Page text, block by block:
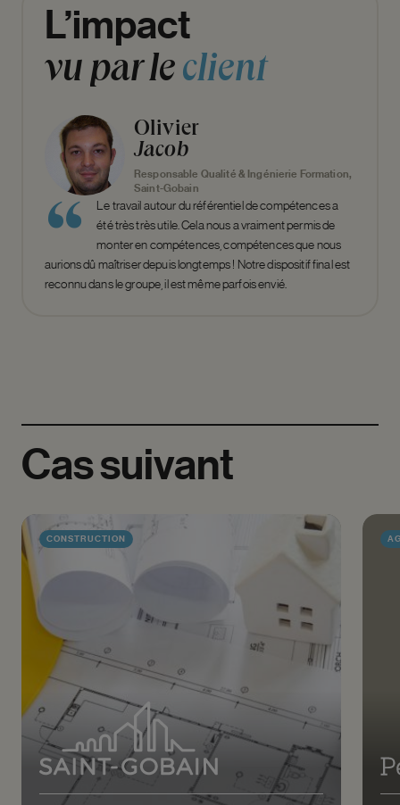
L’impact
vuparleclient
Olivier
Jacob
Responsable Qualité & Ingénierie Formation,
Saint-Gobain
Le travail autour du référentiel de compétences a
été très très utile. Cela nous a vraiment permis de
monter en compétences, compétences que nous
aurions dû maîtriser depuis longtemps ! Notre dispositif final est
reconnu dans le groupe, il est même parfois envié.
Cassuivant
CONSTRUCTION